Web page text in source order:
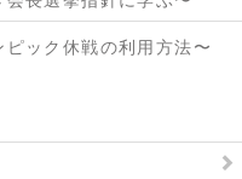
ック休戦の利用方法〜